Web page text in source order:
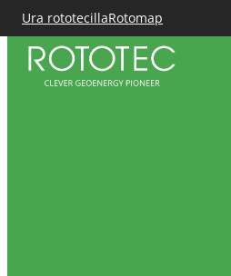
Siirry
sisältöön
Ura rototecillaRotomap